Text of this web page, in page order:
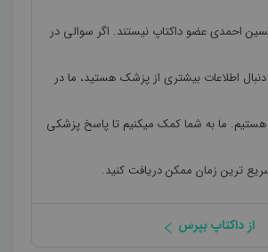
احمدیعضو داکتاپ نیستند. اگر سوالی در
دنبال اطلاعات بیشتری از پزشک هستید، ما در
ما به شما کمک میکنیم تا پاسخ پزشکی
ترین زمان ممکن دریافت کنید.
از داکتاپ بپرس